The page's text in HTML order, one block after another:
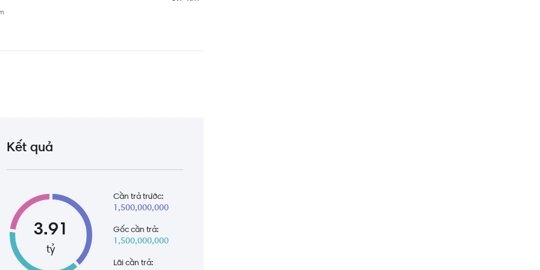
Nam
Nam
Kết quả
3.91
tỷ
Cần trả trước:
1,500,000,000
Gốc cần trả:
1,500,000,000
Lãi cần trả: